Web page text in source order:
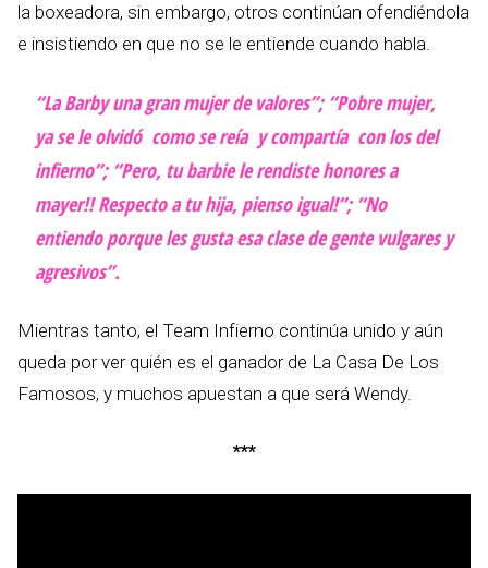
la boxeadora, sin embargo, otros continúan ofendiéndola
e insistiendo en que no se le entiende cuando habla.
“La Barby una gran mujer de valores”; “Pobre mujer,
ya se le olvidó como se reía y compartía con los del
infierno”; “Pero, tu barbie le rendiste honores a
mayer!! Respecto a tu hija, pienso igual!”; “No
entiendo porque les gusta esa clase de gente vulgares y
agresivos”.
Mientras tanto, el Team Infierno continúa unido y aún
queda por ver quién es el ganador de La Casa De Los
Famosos, y muchos apuestan a que será Wendy.
***